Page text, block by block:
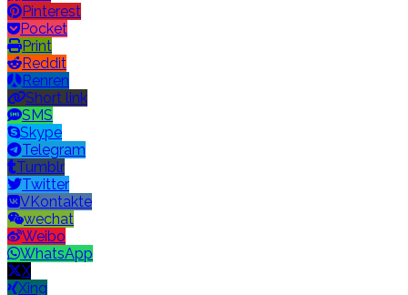
Pinterest
Pocket
Print
Reddit
Renren
Short link
SMS
Skype
Telegram
Tumblr
Twitter
VKontakte
wechat
Weibo
WhatsApp
X
Xing